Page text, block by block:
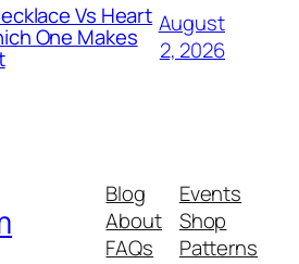
Vs Heart
One Makes
August
2, 2026
Blog
About
FAQs
Events
Shop
Patterns